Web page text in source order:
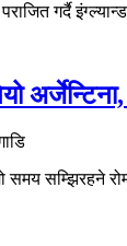
गर्दै
सम्झिरहने